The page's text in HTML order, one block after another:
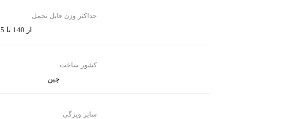
حداکثر وزن قابل تحمل
از 140 تا 165 کیلوگرم
کشور ساخت
چین
سایر ویژگی